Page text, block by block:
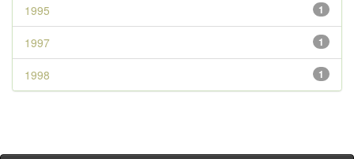
1
1995
1
1997
1
1998